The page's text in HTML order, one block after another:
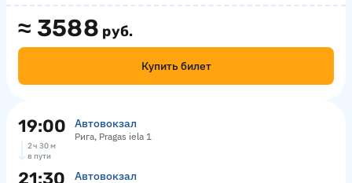
≈ 3588 руб.
Купить билет
19:00 Автовокзал
Рига, Pragas iela 1
2 ч 30 м
в пути
21:30 Автовокзал